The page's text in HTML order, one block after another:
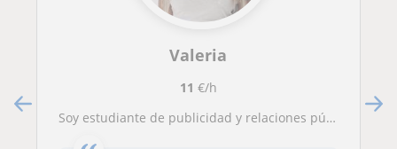
Valeria
11 €/h
Soy estudiante de publicidad y relaciones públicas. Puedo dar clase a estudiantes de valencia